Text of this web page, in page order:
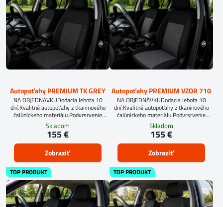
Autopoťahy PREMIUM TK GREY
NA OBJEDNÁVKUDodacia lehota 10
dní.Kvalitné autopoťahy z tkaninového
čalúníckeho materiálu.Podvrsrvenie
molitan 5 mm.Pre objednanie autopoťahu
na mieru je potrebné vyplniť
objednávkový formulár.OBJEDNAŤ TU
Skladom
155 €
Zobraziť
Autopoťahy PREMIUM VZOR 710
NA OBJEDNÁVKUDodacia lehota 10
dní.Kvalitné autopoťahy z tkaninového
čalúníckeho materiálu.Podvrsrvenie
molitan 5 mm.Pre objednanie autopoťahu
na mieru je potrebné vyplniť
objednávkový formulár.OBJEDNAŤ TU
Skladom
155 €
Zobraziť
TOP PRODUKT TOP PRODUKT